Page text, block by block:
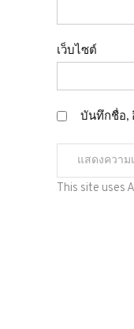
เว็บไซต์
บันทึกชื่อ,
This site uses